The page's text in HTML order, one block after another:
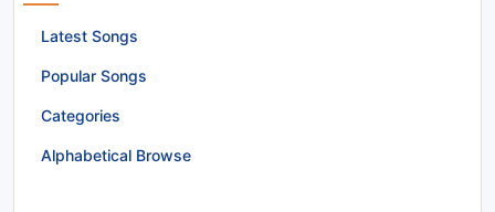
Latest Songs
Popular Songs
Categories
Alphabetical Browse